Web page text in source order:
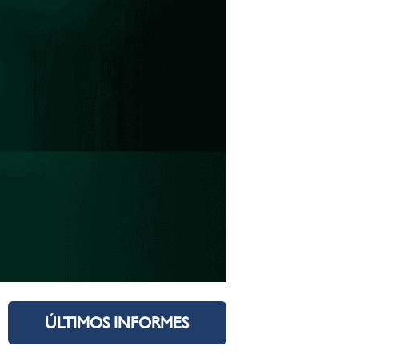
ÚLTIMOS INFORMES